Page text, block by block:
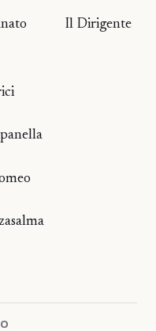
Il Dirigente